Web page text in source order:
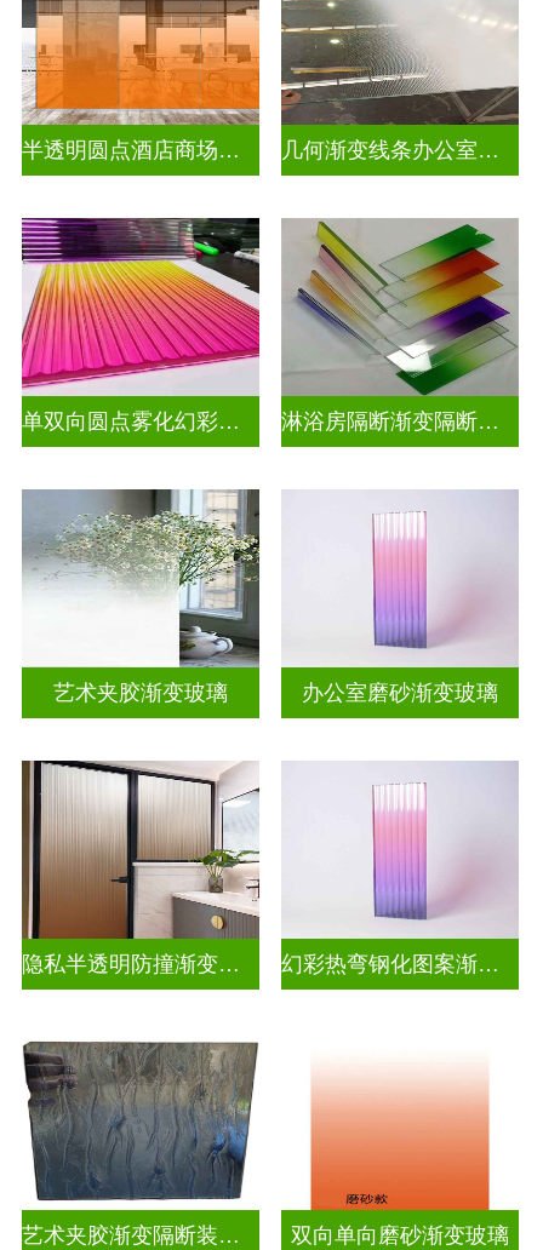
半透明圆点酒店商场彩色渐变玻璃 几何渐变线条办公室渐变玻璃
单双向圆点雾化幻彩炫彩渐变玻璃 淋浴房隔断渐变隔断装饰玻璃
艺术夹胶渐变玻璃 办公室磨砂渐变玻璃
隐私半透明防撞渐变玻璃 幻彩热弯钢化图案渐变玻璃
艺术夹胶渐变隔断装饰玻璃 双向单向磨砂渐变玻璃